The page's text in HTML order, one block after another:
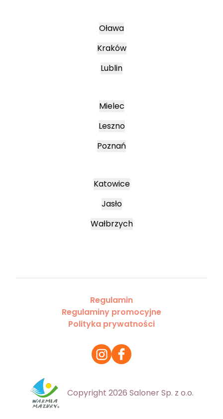
Oława
Kraków
Lublin
Mielec
Leszno
Poznań
Katowice
Jasło
Wałbrzych
Regulamin
Regulaminy promocyjne
Polityka prywatności
Copyright 2026 Saloner Sp. z o.o.